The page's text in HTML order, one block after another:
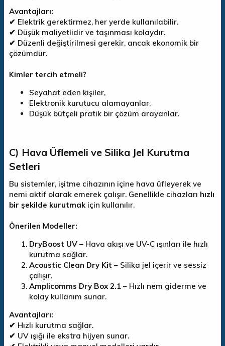
Avantajları:
✔ Elektrik gerektirmez, her yerde kullanılabilir.
✔ Düşük maliyetlidir ve taşınması kolaydır.
✔ Düzenli değiştirilmesi gerekir, ancak ekonomik bir
çözümdür.
Kimler tercih etmeli?
Seyahat eden kişiler,
Elektronik kurutucu alamayanlar,
Düşük bütçeli pratik bir çözüm arayanlar.
C) Hava Üflemeli ve Silika Jel Kurutma
Setleri
Bu sistemler, işitme cihazının içine hava üfleyerek ve
nemi aktif olarak emerek çalışır. Genellikle cihazları hızlı
bir şekilde kurutmak için kullanılır.
Önerilen Modeller:
DryBoost UV – Hava akışı ve UV-C ışınları ile hızlı
kurutma sağlar.
Acoustic Clean Dry Kit – Silika jel içerir ve sessiz
çalışır.
Amplicomms Dry Box 2.1 – Hızlı nem giderme ve
kolay kullanım sunar.
Avantajları:
✔ Hızlı kurutma sağlar.
✔ UV ışığı ile ekstra hijyen sunar.